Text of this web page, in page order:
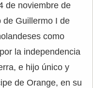
de noviembre de
de Guillermo I de
como
la independencia
e hijo único y
de Orange, en su